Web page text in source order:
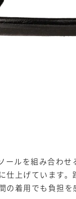
ールを組み合わせ
仕上げています
の着用でも負担を